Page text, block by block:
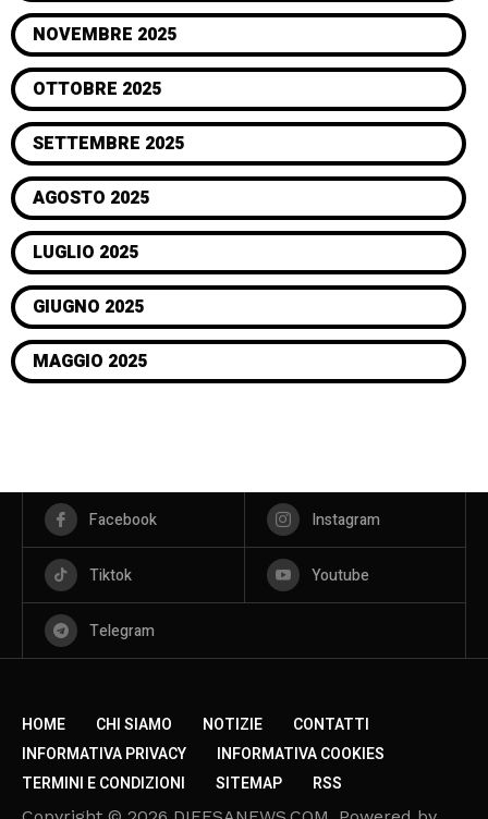
NOVEMBRE 2025
OTTOBRE 2025
SETTEMBRE 2025
AGOSTO 2025
LUGLIO 2025
GIUGNO 2025
MAGGIO 2025
Facebook Instagram
Tiktok Youtube
Telegram
HOME CHI SIAMO NOTIZIE
CONTATTI
INFORMATIVA PRIVACY
INFORMATIVA COOKIES
TERMINI E CONDIZIONI
SITEMAP RSS